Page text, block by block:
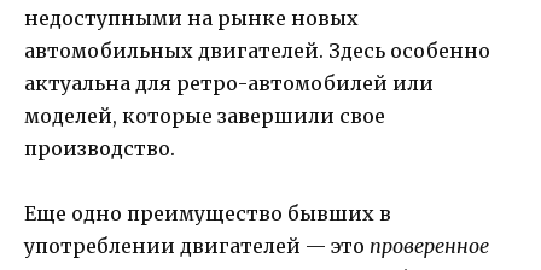
недоступными на рынке новых
автомобильных двигателей. Здесь особенно
актуальна для ретро-автомобилей или
моделей, которые завершили свое
производство.
Еще одно преимущество бывших в
употреблении двигателей — это проверенное